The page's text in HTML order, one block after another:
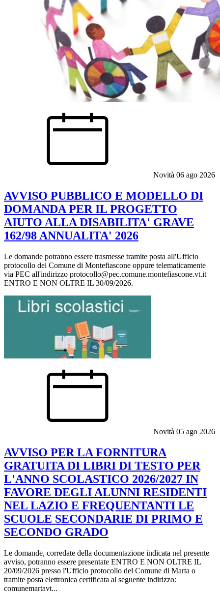
Novità 06 ago 2026
AVVISO PUBBLICO E MODELLO DI
DOMANDA PER IL PROGETTO
AIUTO ALLA DISABILITA' GRAVE
162/98 ANNUALITA' 2026
Le domande potranno essere trasmesse tramite posta all'Ufficio
protocollo del Comune di Montefiascone oppure telematicamente
via PEC all'indirizzo protocollo@pec.comune.montefiascone.vt.it
ENTRO E NON OLTRE IL 30/09/2026.
Novità 05 ago 2026
AVVISO PER LA FORNITURA
GRATUITA DI LIBRI DI TESTO PER
L'ANNO SCOLASTICO 2026/2027 IN
FAVORE DEGLI ALUNNI RESIDENTI
NEL LAZIO E FREQUENTANTI LE
SCUOLE SECONDARIE DI PRIMO E
SECONDO GRADO
Le domande, corredate della documentazione indicata nel presente
avviso, potranno essere presentate ENTRO E NON OLTRE IL
20/09/2026 presso l'Ufficio protocollo del Comune di Marta o
tramite posta elettronica certificata al seguente indirizzo:
comunemartavt...